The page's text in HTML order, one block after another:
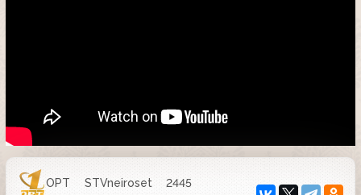
ОРТ STVneiroset
2445